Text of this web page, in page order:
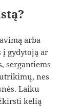
arba
gydytoją ar
sergantiems
nes
Laiku
kelią